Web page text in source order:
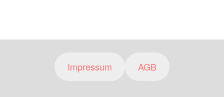
Impressum AGB